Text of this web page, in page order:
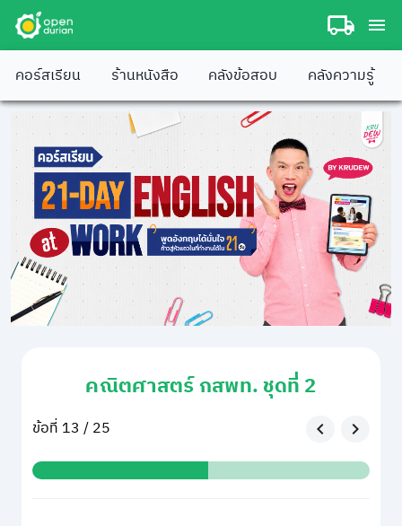
คอร์สเรียน ร้านหนังสือ คลังข้อสอบ คลังความรู้
คณิตศาสตร์ กสพท. ชุดที่ 2
ข้อที่ 13 / 25